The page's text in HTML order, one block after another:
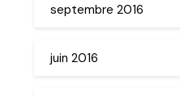
septembre 2016
juin 2016